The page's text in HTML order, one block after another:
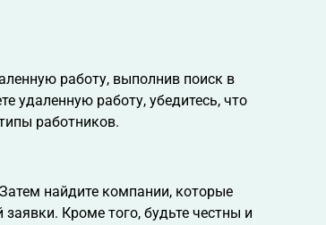
работу, выполнив поиск в
удаленную работу, убедитесь, что
работников.
найдите компании, которые
Кроме того, будьте честны и